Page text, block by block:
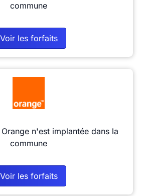
commune
Voir les forfaits
n'est implantée dans la
commune
Voir les forfaits